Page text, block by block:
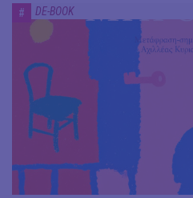
# DE-BOOK